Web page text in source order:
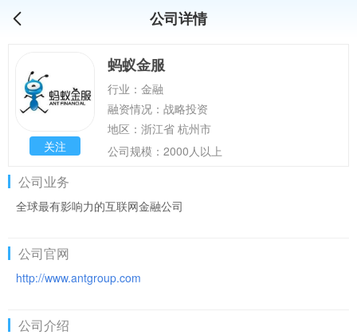
公司详情
关注
蚂蚁金服
行业：金融
融资情况：战略投资
地区：浙江省 杭州市
公司规模：2000人以上
公司业务
全球最有影响力的互联网金融公司
公司官网
http://www.antgroup.com
公司介绍